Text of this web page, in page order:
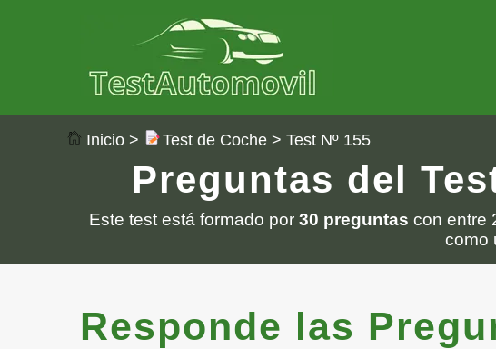
Inicio > Test de Coche > Test Nº 155
Preguntas del
Este test está formado por 30 preguntas con entre
como
Responde las